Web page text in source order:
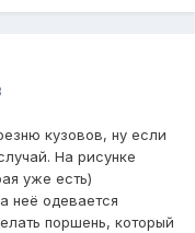
кузовов, ну если
На рисунке
уже есть)
неё одевается
поршень, который